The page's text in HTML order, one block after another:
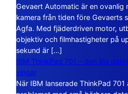
Gevaert Automatic är en ovanlig
kamera från tiden före Gevaerts
Agfa. Med fjäderdriven motor,
objektiv och filmhastigheter på
sekund är […]
IBM ThinkPad 701 – den lilla
vingar
När IBM lanserade ThinkPad